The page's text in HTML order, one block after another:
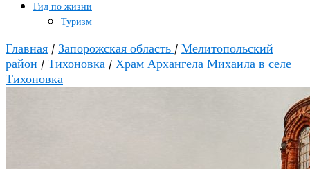
Гид по жизни
Туризм
Главная / Запорожская область / Мелитопольский
район / Тихоновка / Храм Архангела Михаила в селе
Тихоновка